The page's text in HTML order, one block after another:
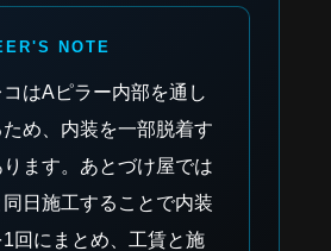
はAピラー内部を通し
め、内装を一部脱着す
ます。あとづけ屋では
日施工することで内装
回にまとめ、工賃と施